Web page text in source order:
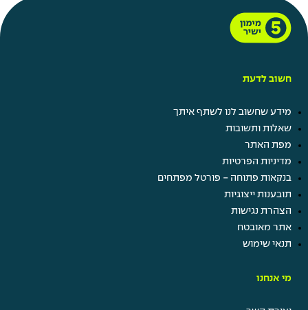
חשוב לדעת
מידע שחשוב לנו לשתף איתך
שאלות ותשובות
מפת האתר
מדיניות הפרטיות
בנקאות פתוחה - פורטל מפתחים
תובענות ייצוגיות
הצהרת נגישות
אתר מאובטח
תנאי שימוש
מי אנחנו